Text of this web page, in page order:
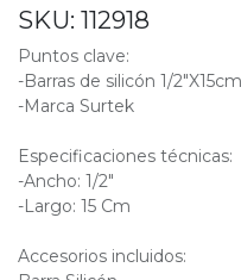
SKU: 112918
Puntos clave:
-Barras de silicón 1/
-Marca Surtek
Especificaciones técnicas:
-Ancho: 1/2"
-Largo: 15 Cm
Accesorios incluidos: